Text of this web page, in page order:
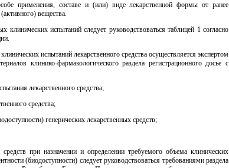
применения, составе и (или) виде лекарственной формы от ранее
вещества.
клинических испытаний следует руководствоваться таблицей 1 согласно
испытаний лекарственного средства осуществляется экспертом
клинико-фармакологического раздела регистрационного досье с
лекарственного средства;
средства;
генерических лекарственных средств;
при назначении и определении требуемого объема клинических
(биодоступности) следует руководствоваться требованиями раздела